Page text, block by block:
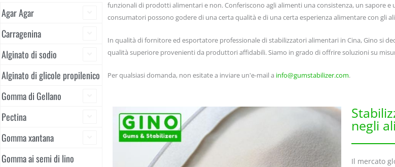
Agar Agar
Carragenina
Alginato di sodio
Alginato di glicole propilenico
Gomma di Gellano
Pectina
Gomma xantana
Gomma ai semi di lino
funzionali di prodotti alimentari e non. Conferiscono agli alimenti una consistenza, un sapore e
consumatori possono godere di una certa qualità e di una certa esperienza alimentare con gli
In qualità di fornitore ed esportatore professionale di stabilizzatori alimentari in Cina, Gino si
qualità superiore provenienti da produttori affidabili. Siamo in grado di offrire soluzioni su
Per qualsiasi domanda, non esitate a inviare un'e-mail a info@gumstabilizer.com.
negli
Il mercato